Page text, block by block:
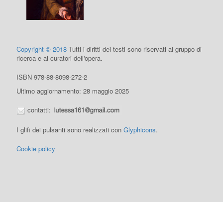
Copyright © 2018 Tutti i diritti dei testi sono riservati al gruppo di
ricerca e ai curatori dell'opera.
ISBN 978-88-8098-272-2
Ultimo aggiornamento: 28 maggio 2025
contatti:
I glifi dei pulsanti sono realizzati conGlyphicons.
Cookie policy